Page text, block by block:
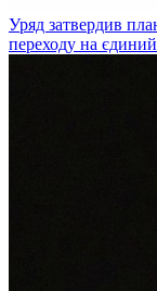
Уряд затвердив
переходу на